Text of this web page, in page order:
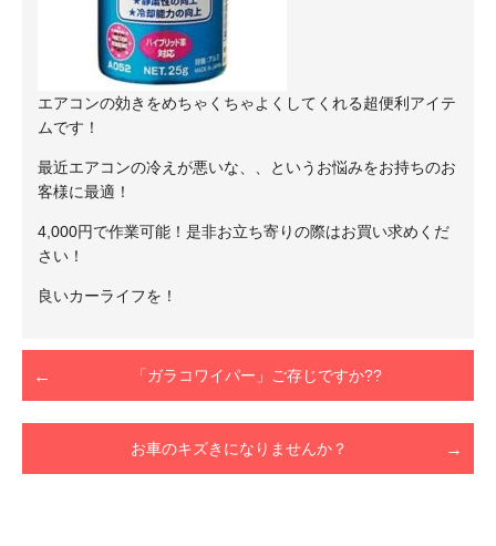
エアコンの効きをめちゃくちゃよくしてくれる超便利アイテ
ムです！
最近エアコンの冷えが悪いな、、というお悩みをお持ちのお
客様に最適！
4,000円で作業可能！是非お立ち寄りの際はお買い求めくだ
さい！
良いカーライフを！
「ガラコワイパー」ご存じですか??
お車のキズきになりませんか？